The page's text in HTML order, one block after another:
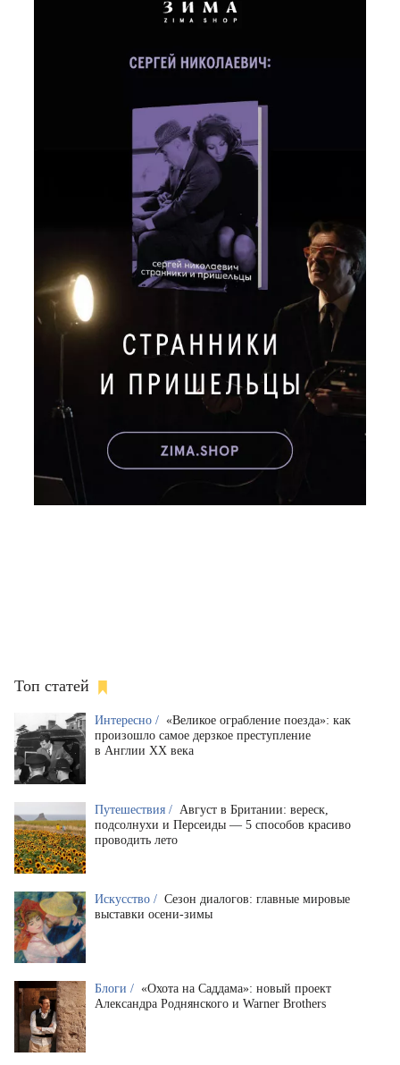
Топ статей
Интересно / «Великое ограбление поезда»: как
произошло самое дерзкое преступление
в Англии XX века
Путешествия / Август в Британии: вереск,
подсолнухи и Персеиды — 5 способов красиво
проводить лето
Искусство / Сезон диалогов: главные мировые
выставки осени-зимы
Блоги / «Охота на Саддама»: новый проект
Александра Роднянского и Warner Brothers